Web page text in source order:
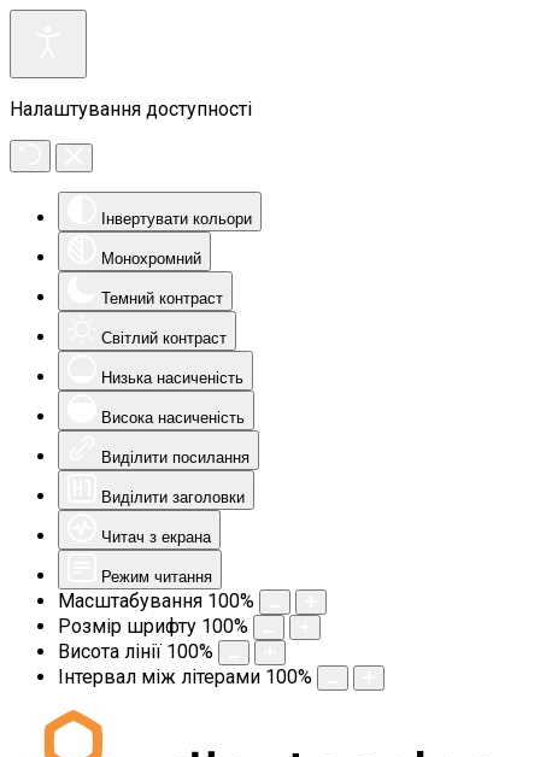
Налаштування доступності
Інвертувати кольори
Монохромний
Темний контраст
Світлий контраст
Низька насиченість
Висока насиченість
Виділити посилання
Виділити заголовки
Читач з екрана
Режим читання
Масштабування 100%
Розмір шрифту 100%
Висота лінії 100%
Інтервал між літерами 100%